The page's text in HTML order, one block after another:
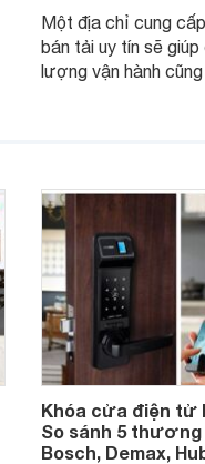
Một địa chỉ cung
bán tải uy tín sẽ
lượng vận hành
Khóa cửa điện tử
So sánh 5 thương
Bosch, Demax,